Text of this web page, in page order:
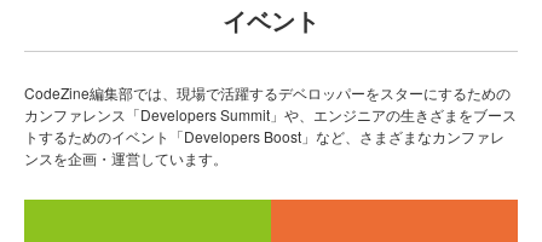
イベント
CodeZine編集部では、現場で活躍するデベロッパーをスターにするための
カンファレンス「Developers Summit」や、エンジニアの生きざまをブース
トするためのイベント「Developers Boost」など、さまざまなカンファレ
ンスを企画・運営しています。